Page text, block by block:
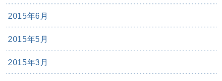
2015年6月
2015年5月
2015年3月